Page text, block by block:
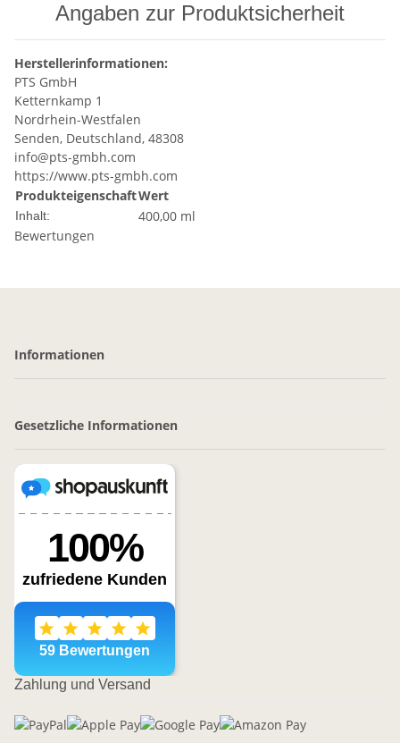
Angaben zur Produktsicherheit
Herstellerinformationen:
PTS GmbH
Ketternkamp 1
Nordrhein-Westfalen
Senden, Deutschland, 48308
info@pts-gmbh.com
https://www.pts-gmbh.com
ProdukteigenschaftWert
Inhalt:
400,00 ml
Bewertungen
Informationen
Gesetzliche Informationen
Zahlung und Versand